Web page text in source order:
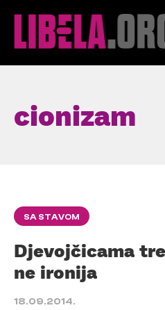
cionizam
SA STAVOM
Djevojčicama
ne ironija
18.09.2014.